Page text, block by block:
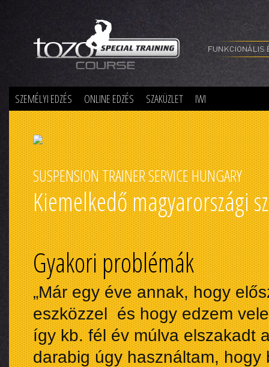
Special Training
SZEMÉLYI EDZÉS ONLINE EDZÉS SZAKÜZLET IWI
SUSPENSION TRAINER SERVICE HUNGARY
Kiemelkedő magyarországi
Gyakori problémák
„Már egy éve annak, hogy
eszközzel és hogy edzem
így kb. fél év múlva elszakadt
darabig úgy használtam,